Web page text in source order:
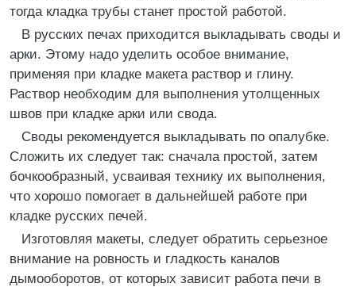
тогда кладка трубы станет простой работой.
В русских печах приходится выкладывать своды и
арки. Этому надо уделить особое внимание,
применяя при кладке макета раствор и глину.
Раствор необходим для выполнения утолщенных
швов при кладке арки или свода.
Своды рекомендуется выкладывать по опалубке.
Сложить их следует так: сначала простой, затем
бочкообразный, усваивая технику их выполнения,
что хорошо помогает в дальнейшей работе при
кладке русских печей.
Изготовляя макеты, следует обратить серьезное
внимание на ровность и гладкость каналов
дымооборотов, от которых зависит работа печи в